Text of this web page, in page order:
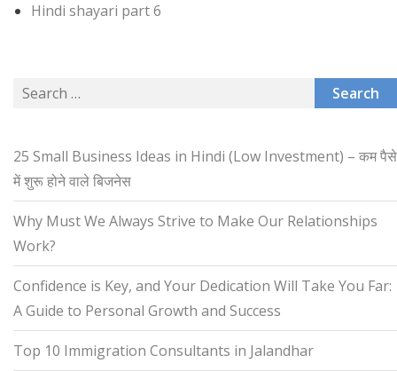
Hindi shayari part 6
Search
25 Small Business Ideas in Hindi (Low Investment) – कम पैसे
में शुरू होने वाले बिजनेस
Why Must We Always Strive to Make Our Relationships
Work?
Confidence is Key, and Your Dedication Will Take You Far:
A Guide to Personal Growth and Success
Top 10 Immigration Consultants in Jalandhar